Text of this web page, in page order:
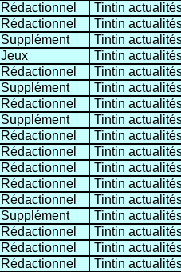
Rédactionnel
Tintin
Rédactionnel
Tintin
Supplément
Tintin
Jeux
Tintin
Rédactionnel
Tintin
Supplément
Tintin
Rédactionnel
Tintin
Supplément
Tintin
Rédactionnel
Tintin
Rédactionnel
Tintin
Rédactionnel
Tintin
Rédactionnel
Tintin
Rédactionnel
Tintin
Supplément
Tintin
Rédactionnel
Tintin
Rédactionnel
Tintin
Rédactionnel
Tintin